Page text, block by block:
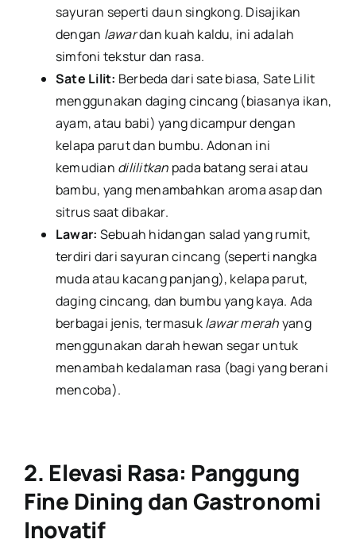
sayuran seperti daun singkong. Disajikan
dengan lawardan kuah kaldu, ini adalah
simfoni tekstur dan rasa.
Sate Lilit: Berbeda dari sate biasa, Sate Lilit
menggunakan daging cincang (biasanya ikan,
ayam, atau babi) yang dicampur dengan
kelapa parut dan bumbu. Adonan ini
kemudian dililitkan pada batang serai atau
bambu, yang menambahkan aroma asap dan
sitrus saat dibakar.
Lawar: Sebuah hidangan salad yang rumit,
terdiri dari sayuran cincang (seperti nangka
muda atau kacang panjang), kelapa parut,
daging cincang, dan bumbu yang kaya. Ada
berbagai jenis, termasuklawar merahyang
menggunakan darah hewan segar untuk
menambah kedalaman rasa (bagi yang berani
mencoba).
2. Elevasi Rasa: Panggung
Fine Dining dan Gastronomi
Inovatif